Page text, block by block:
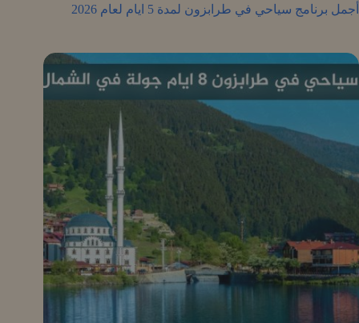
أجمل برنامج سياحي في طرابزون لمدة 5 ايام لعام 2026